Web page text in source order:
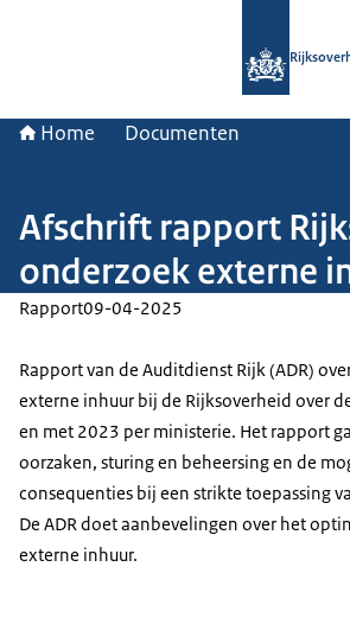
Home Documenten
Afschrift rapport
onderzoek externe
Rapport09-04-2025
Rapport van de Auditdienst Rijk (ADR)
externe inhuur bij de Rijksoverheid over
en met 2023 per ministerie. Het rapport
oorzaken, sturing en beheersing en de
consequenties bij een strikte toepassing
De ADR doet aanbevelingen over het
externe inhuur.